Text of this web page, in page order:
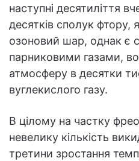
наступні десятиліття
десятків сполук фтору,
озоновий шар, однак є
парниковими газами,
атмосферу в десятки
вуглекислого газу.
В цілому на частку
невелику кількість
третини зростання